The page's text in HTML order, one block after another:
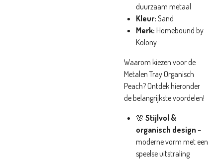
duurzaam metaal
Kleur: Sand
Merk: Homebound by
Kolony
Waarom kiezen voor de
Metalen Tray Organisch
Peach? Ontdek hieronder
de belangrijkste voordelen!
🌸 Stijlvol &
organisch design –
moderne vorm met een
speelse uitstraling